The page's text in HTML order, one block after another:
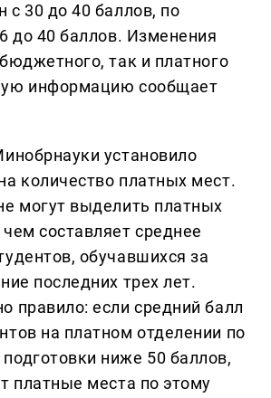
с 30 до 40 баллов, по
до 40 баллов. Изменения
так и платного
информацию сообщает
установило
количество платных мест.
могут выделить платных
составляет среднее
обучавшихся за
последних трех лет.
правило: если средний балл
на платном отделении по
ниже 50 баллов,
платные места по этому